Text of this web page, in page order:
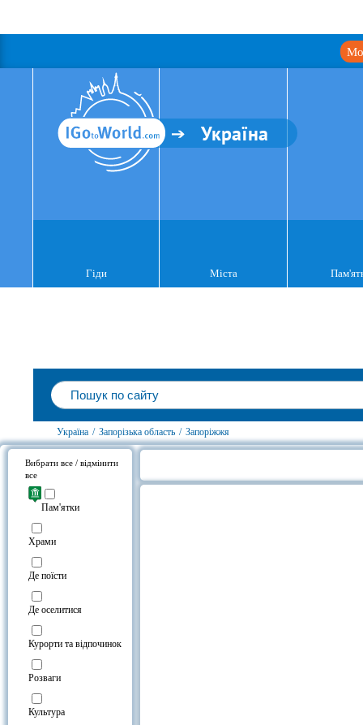
Україна
Гіди Міста
Україна / Запорізька область / Запоріжжя
Вибрати все / відмінити
все
Пам'ятки
Храми
Де поїсти
Де оселитися
Курорти та відпочинок
Розваги
Культура